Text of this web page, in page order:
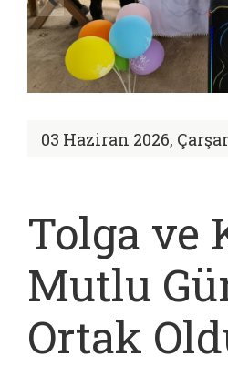
03 Haziran 2026,
Tolga ve
Mutlu
Ortak